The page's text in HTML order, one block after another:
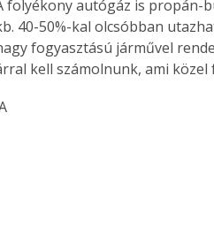
folyékony autógáz is propán-
40-50%-kal olcsóbban
fogyasztású járművel
kell számolnunk, ami